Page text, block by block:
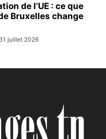
de l’UE : ce que
Bruxelles change
31 juillet 2026